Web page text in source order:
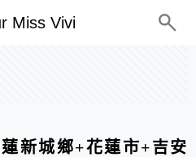
Miss Vivi
新城鄉+花蓮市+吉安